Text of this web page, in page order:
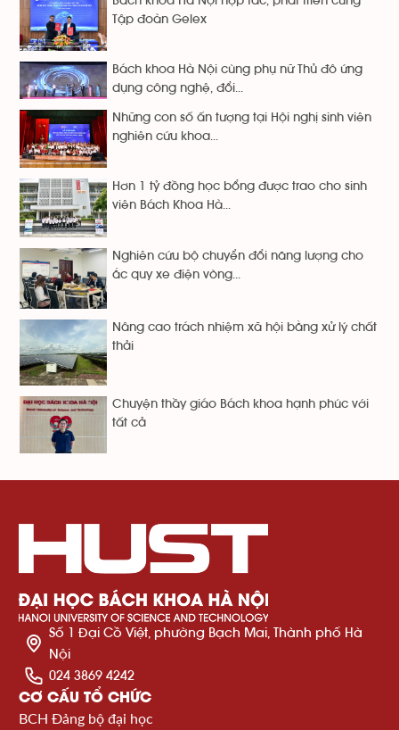
Tập đoàn Gelex
Bách khoa Hà Nội cùng phụ nữ Thủ đô ứng
dụng công nghệ, đổi...
Những con số ấn tượng tại Hội nghị sinh viên
nghiên cứu khoa...
Hơn 1 tỷ đồng học bổng được trao cho sinh
viên Bách Khoa Hà...
Nghiên cứu bộ chuyển đổi năng lượng cho
ắc quy xe điện vòng...
Nâng cao trách nhiệm xã hội bằng xử lý chất
thải
Chuyện thầy giáo Bách khoa hạnh phúc với
tất cả
Số 1 Đại Cồ Việt, phường Bạch Mai, Thành phố Hà
Nội
024 3869 4242
CƠ CẤU TỔ CHỨC
BCH Đảng bộ đại học